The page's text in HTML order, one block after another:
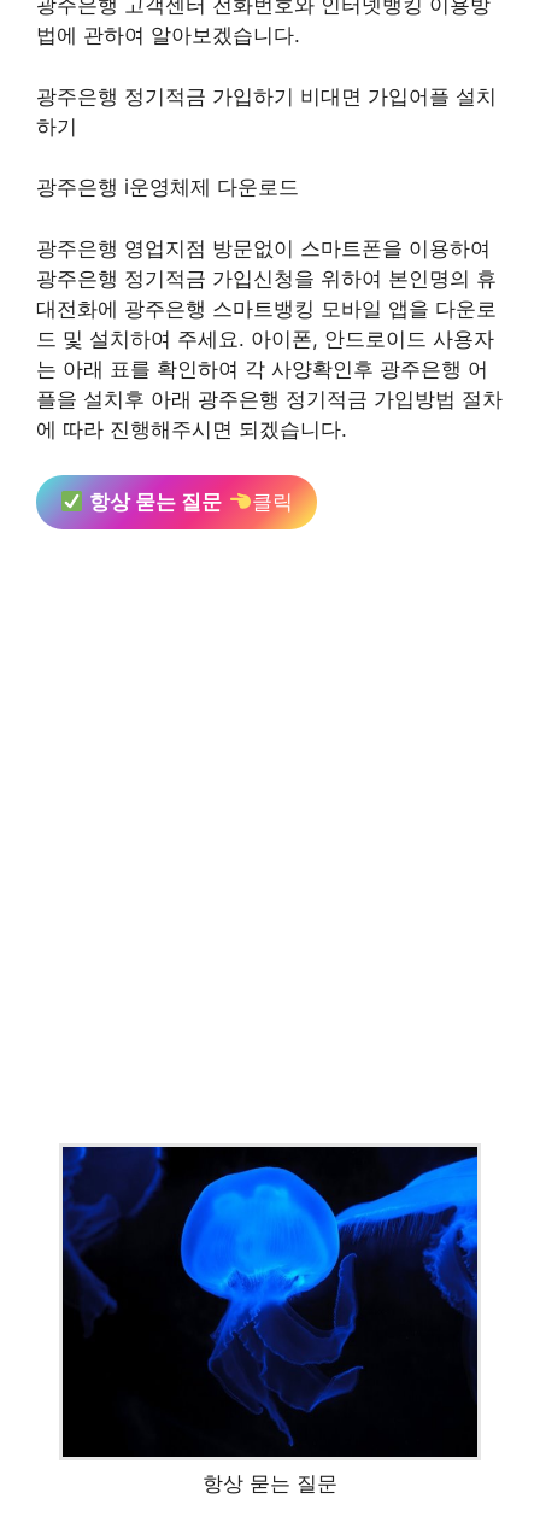
광주은행 고객센터 전화번호와 인터넷뱅킹 이용방
법에 관하여 알아보겠습니다.
광주은행 정기적금 가입하기 비대면 가입어플 설치
하기
광주은행 i운영체제 다운로드
광주은행 영업지점 방문없이 스마트폰을 이용하여
광주은행 정기적금 가입신청을 위하여 본인명의 휴
대전화에 광주은행 스마트뱅킹 모바일 앱을 다운로
드 및 설치하여 주세요. 아이폰, 안드로이드 사용자
는 아래 표를 확인하여 각 사양확인후 광주은행 어
플을 설치후 아래 광주은행 정기적금 가입방법 절차
에 따라 진행해주시면 되겠습니다.
항상 묻는 질문 클릭
항상 묻는 질문